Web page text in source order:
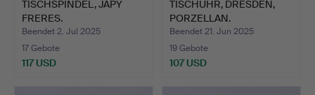
TISCHSPINDEL, JAPY
FRERES.
Beendet 2. Jul 2025
17 Gebote
117 USD
TISCHUHR, DRESDEN,
PORZELLAN.
Beendet 21. Jun 2025
19 Gebote
107 USD